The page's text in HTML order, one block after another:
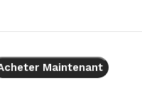
Maintenant